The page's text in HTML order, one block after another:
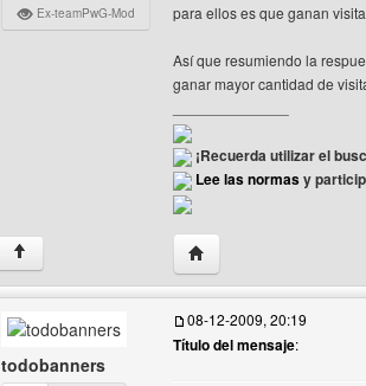
Ex-teamPwG-Mod
para ellos es que ganan
Así que resumiendo la
ganar mayor cantidad de
¡Recuerda utilizar el
Lee las normasy
↑ Visitar sitio web del
todobanners
08-12-2009, 20:19
Título del mensaje: